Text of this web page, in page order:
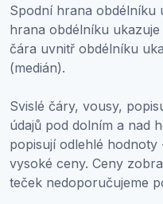
Spodní hrana obdélníku
hrana obdélníku
čára uvnitř obdélníku
(medián).
Svislé čáry, vousy,
údajů pod dolním a nad
popisují odlehlé
vysoké ceny. Ceny
teček nedoporučujeme